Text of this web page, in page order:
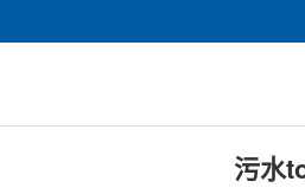
污水